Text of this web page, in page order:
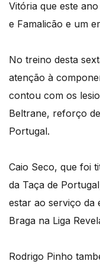
Vitória que este
e Famalicão e um
No treino desta
atenção à
contou com os
Beltrane, reforço
Portugal.
Caio Seco, que foi
da Taça de
estar ao serviço da
Braga na Liga
Rodrigo Pinho